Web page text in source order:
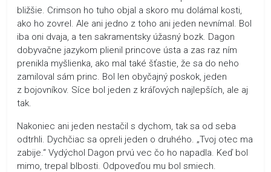
bližšie. Crimson ho tuho objal a skoro mu dolámal kosti,
ako ho zovrel. Ale ani jedno z toho ani jeden nevnímal. Bol
iba oni dvaja, a ten sakramentsky úžasný bozk. Dagon
dobyvačne jazykom plienil princove ústa a zas raz ním
prenikla myšlienka, ako mal také šťastie, že sa do neho
zamiloval sám princ. Bol len obyčajný poskok, jeden
z bojovníkov. Síce bol jeden z kráľových najlepších, ale aj
tak.
Nakoniec ani jeden nestačil s dychom, tak sa od seba
odtrhli. Dychčiac sa opreli jeden o druhého. „Tvoj otec ma
zabije.“ Vydýchol Dagon prvú vec čo ho napadla. Keď bol
mimo, trepal blbosti. Odpoveďou mu bol smiech.